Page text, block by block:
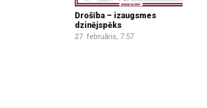
Drošība – izaugsmes
dzinējspēks
27. februāris, 7:57